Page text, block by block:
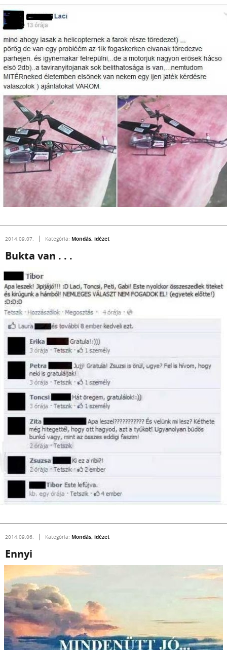
2014.09.07. Kategória: Mondás, idézet
Bukta van . . .
2014.09.06. Kategória: Mondás, idézet
Ennyi